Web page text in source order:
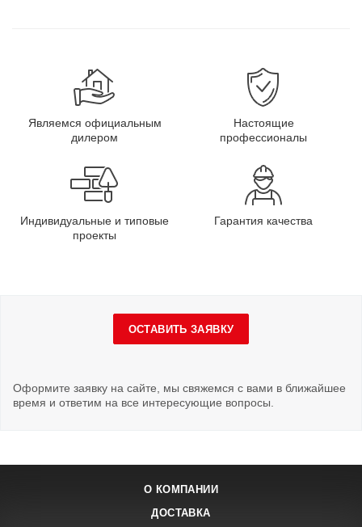
Являемся официальным
дилером
Настоящие
профессионалы
Индивидуальные и типовые
проекты
Гарантия качества
ОСТАВИТЬ ЗАЯВКУ
Оформите заявку на сайте, мы свяжемся с вами в ближайшее
время и ответим на все интересующие вопросы.
О КОМПАНИИ
ДОСТАВКА